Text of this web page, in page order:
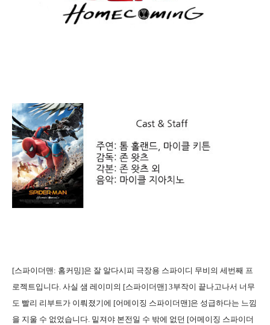
[스파이더맨: 홈커밍]은 잘 알다시피 극장용 스파이디 무비의 세번째 프
로젝트입니다. 사실 샘 레이미의 [스파이더맨] 3부작이 끝나고나서 너무
도 빨리 리부트가 이뤄졌기에 [어메이징 스파이더맨]은 성급하다는 느낌
을 지울 수 없었습니다. 밑져야 본전일 수 밖에 없던 [어메이징 스파이더